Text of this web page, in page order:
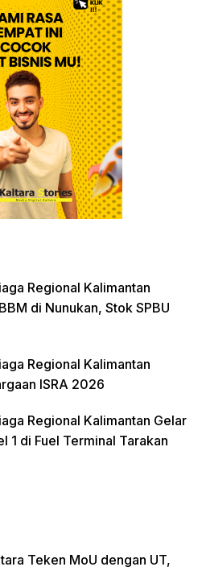
Regional Kalimantan
di Nunukan, Stok SPBU
Regional Kalimantan
ISRA 2026
Regional Kalimantan Gelar
1 di Fuel Terminal Tarakan
Teken MoU dengan UT,